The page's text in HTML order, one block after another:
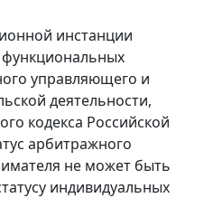
инстанции
функциональных
управляющего и
деятельности,
кодекса Российской
арбитражного
не может быть
индивидуальных